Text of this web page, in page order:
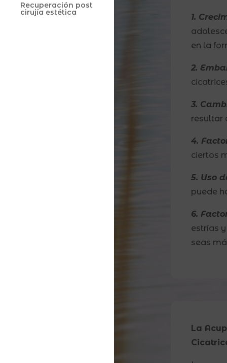
Recuperación post
cirujía estética 1.
en la
2.
3.
resultar
4.
ciertos
5. Uso
puede
6.
estrías
seas
La